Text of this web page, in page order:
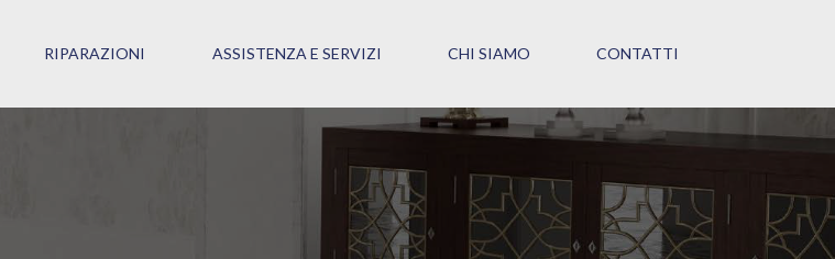
RIPARAZIONI ASSISTENZA E SERVIZI CHI SIAMO CONTATTI